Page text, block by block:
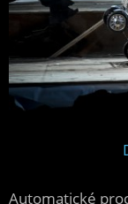
Automatické